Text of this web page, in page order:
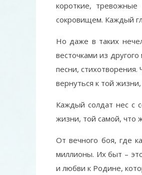
короткие,
сокровищем. Каждый
Но даже в таких
весточками из
песни,
вернуться к той
Каждый солдат нес с
жизни, той самой, что
От вечного боя, где
миллионы. Их быт –
и любви к Родине,